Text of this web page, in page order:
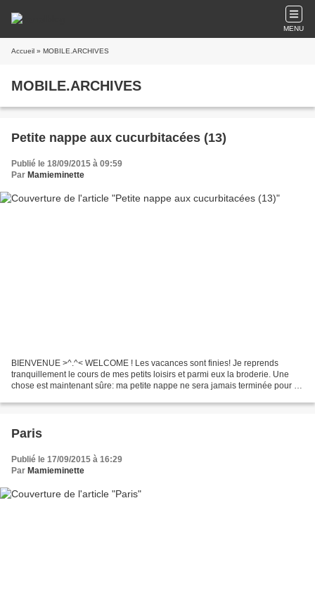
MENU
Accueil » MOBILE.ARCHIVES
MOBILE.ARCHIVES
Petite nappe aux cucurbitacées (13)
Publié le 18/09/2015 à 09:59
Par Mamieminette
BIENVENUE >^.^< WELCOME ! Les vacances sont finies! Je reprends
tranquillement le cours de mes petits loisirs et parmi eux la broderie. Une
chose est maintenant sûre: ma petite nappe ne sera jamais terminée pour le
Paris
Publié le 17/09/2015 à 16:29
Par Mamieminette